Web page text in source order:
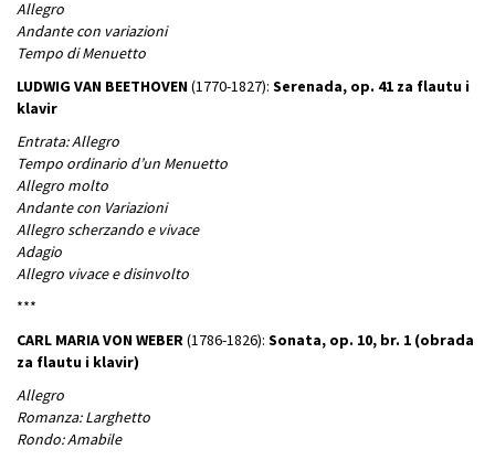
Allegro
Andante con variazioni
Tempo di Menuetto
LUDWIG VAN BEETHOVEN(1770-1827): Serenada, op. 41 za flautu i
klavir
Entrata: Allegro
Tempo ordinario d’un Menuetto
Allegro molto
Andante con Variazioni
Allegro scherzando e vivace
Adagio
Allegro vivace e disinvolto
***
CARL MARIA VON WEBER(1786-1826): Sonata, op. 10, br. 1 (obrada
za flautu i klavir)
Allegro
Romanza: Larghetto
Rondo: Amabile